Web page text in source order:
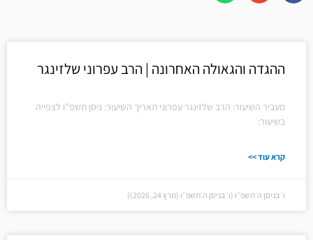
ההגדה והגאולה האחרונה | הרב עפרוני שלזינגר
מעביר השיעור: הרב שלזינגר עפרוני תאריך השיעור: ניסן תשפ"ו לצפייה
בשיעור:
קרא עוד >>
ו׳ בניסן ה׳תשפ״ו (ו׳ בניסן ה׳תשפ״ו (מרץ 24, 2026))